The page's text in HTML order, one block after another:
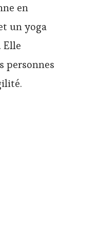
en
un yoga
Elle
personnes